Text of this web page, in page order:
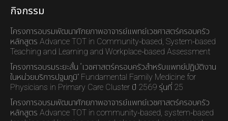
กิจกรรม
โครงการอบรมพัฒนาศักยภาพอาจารย์แพทย์เวชศาสตร์ครอบครัว
หลักสูตร Advance TOT in Community-based, System-based
Teaching and Learning and Workplace-based Assessment
โครงการอบรมระยะสั้น “เวชศาสตร์ครอบครัวสำหรับแพทย์ปฏิบัติงาน
ในหน่วยบริการปฐมภูมิ” Fundamental Family Medicine for
Physicians in Primary Care Cluster ปี 2569 รุ่นที่ 25
โครงการอบรมพัฒนาศักยภาพอาจารย์แพทย์เวชศาสตร์ครอบครัว
หลักสูตร Advance TOT in community-based, system-based